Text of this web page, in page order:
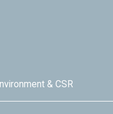
& CSR